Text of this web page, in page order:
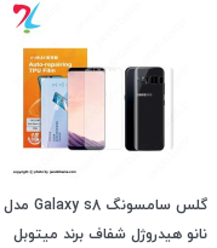
گلس سامسونگ Galaxy s8 مدل
نانو هیدروژل شفاف برند میتوبل